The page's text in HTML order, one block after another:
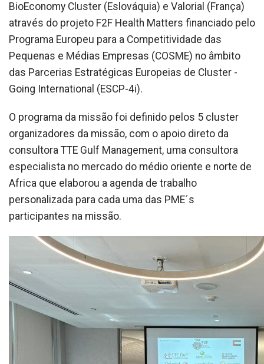
BioEconomy Cluster (Eslováquia) e Valorial (França)
através do projeto F2F Health Matters financiado pelo
Programa Europeu para a Competitividade das
Pequenas e Médias Empresas (COSME) no âmbito
das Parcerias Estratégicas Europeias de Cluster -
Going International (ESCP-4i).
O programa da missão foi definido pelos 5 cluster
organizadores da missão, com o apoio direto da
consultora TTE Gulf Management, uma consultora
especialista no mercado do médio oriente e norte de
Africa que elaborou a agenda de trabalho
personalizada para cada uma das PME´s
participantes na missão.